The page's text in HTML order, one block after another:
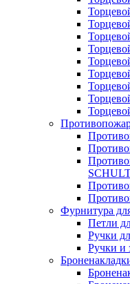
Фурнитура
Петли
Ручки
Ручки и